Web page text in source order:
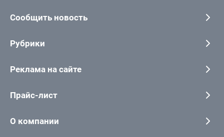
Сообщить новость
Рубрики
Реклама на сайте
Прайс-лист
О компании